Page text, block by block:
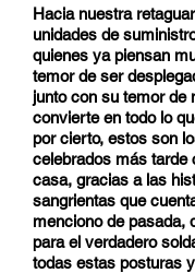
Hacia nuestra
unidades de
quienes ya piensan
temor de ser
junto con su temor de
convierte en todo lo
por cierto, estos son
celebrados más tarde
casa, gracias a las
sangrientas que
menciono de pasada,
para el verdadero
todas estas posturas